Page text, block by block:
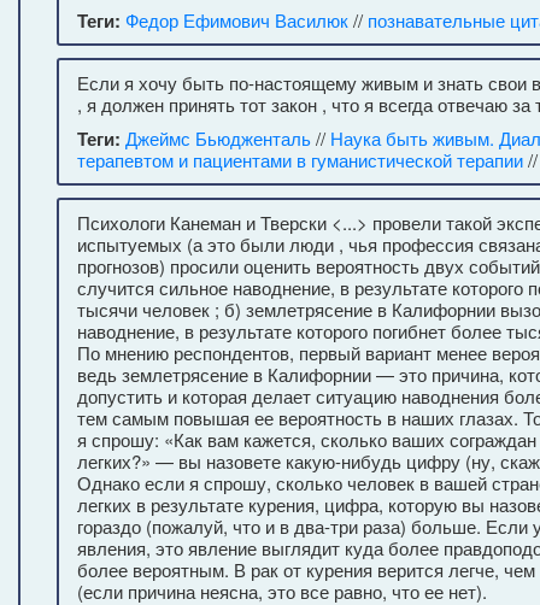
Теги: Федор Ефимович Василюк// познавательные
Если я хочу быть по-настоящему живым и знать свои
, я должен принять тот закон , что я всегда отвечаю
Теги: Джеймс Бьюдженталь// Наука быть живым.
терапевтом и пациентами в гуманистической терапии
Психологи Канеман и Тверски <...> провели такой
испытуемых (а это были люди , чья профессия
прогнозов) просили оценить вероятность двух
случится сильное наводнение, в результате которого
тысячи человек ; б) землетрясение в Калифорнии
наводнение, в результате которого погибнет более
По мнению респондентов, первый вариант менее
ведь землетрясение в Калифорнии — это причина,
допустить и которая делает ситуацию наводнения
тем самым повышая ее вероятность в наших глазах.
я спрошу: «Как вам кажется, сколько ваших
легких?» — вы назовете какую-нибудь цифру (ну,
Однако если я спрошу, сколько человек в вашей
легких в результате курения, цифра, которую вы
гораздо (пожалуй, что и в два-три раза) больше. Если
явления, это явление выглядит куда более
более вероятным. В рак от курения верится легче,
(если причина неясна, это все равно, что ее нет).